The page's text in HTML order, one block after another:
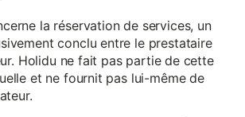
la réservation de services, un
conclu entre le prestataire
Holidu ne fait pas partie de cette
et ne fournit pas lui-même de